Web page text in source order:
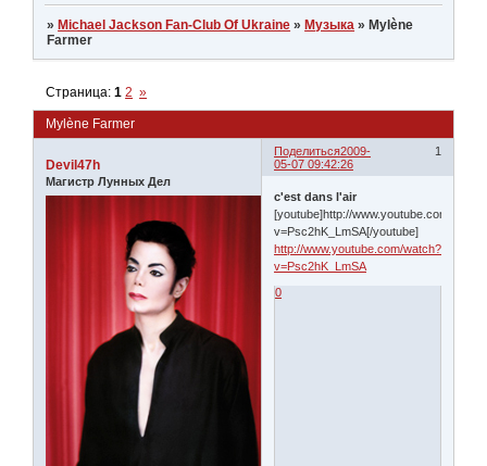
» Michael Jackson Fan-Club Of Ukraine » Музыка » Mylène
Farmer
Mylène Farmer
Страница:1 2 »
Поделиться 1
2009-
05-07 09:42:26
Devil47h
Магистр Лунных Дел
c'est dans l'air
[youtube]http://www.youtube.com/
v=Psc2hK_LmSA[/youtube]
http://www.youtube.com/watch?
v=Psc2hK_LmSA
0